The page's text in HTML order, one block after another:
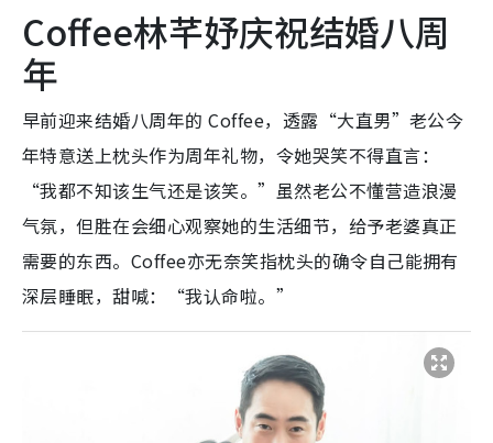
Coffee林芊妤庆祝结婚八周
年
早前迎来结婚八周年的 Coffee，透露“大直男”老公今
年特意送上枕头作为周年礼物，令她哭笑不得直言：
“我都不知该生气还是该笑。”虽然老公不懂营造浪漫
气氛，但胜在会细心观察她的生活细节，给予老婆真正
需要的东西。Coffee亦无奈笑指枕头的确令自己能拥有
深层睡眠，甜喊：“我认命啦。”